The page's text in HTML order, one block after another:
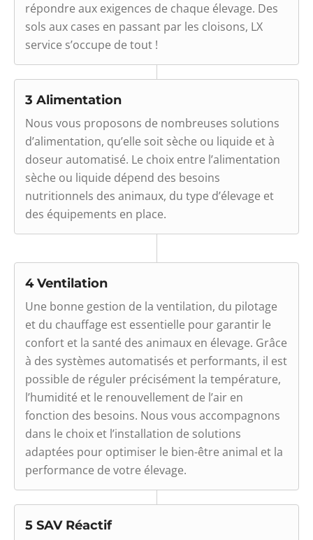
répondre aux exigences de chaque élevage. Des
sols aux cases en passant par les cloisons, LX
service s’occupe de tout !
3 Alimentation
Nous vous proposons de nombreuses solutions
d’alimentation, qu’elle soit sèche ou liquide et à
doseur automatisé. Le choix entre l’alimentation
sèche ou liquide dépend des besoins
nutritionnels des animaux, du type d’élevage et
des équipements en place.
4 Ventilation
Une bonne gestion de la ventilation, du pilotage
et du chauffage est essentielle pour garantir le
confort et la santé des animaux en élevage. Grâce
à des systèmes automatisés et performants, il est
possible de réguler précisément la température,
l’humidité et le renouvellement de l’air en
fonction des besoins. Nous vous accompagnons
dans le choix et l’installation de solutions
adaptées pour optimiser le bien-être animal et la
performance de votre élevage.
5 SAV Réactif